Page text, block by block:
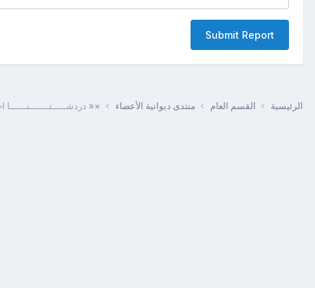
Submit Report
الرئيسية القسم العام منتدى ديوانية الأعضاء ×« دردشـــــتـــــــنــــــا